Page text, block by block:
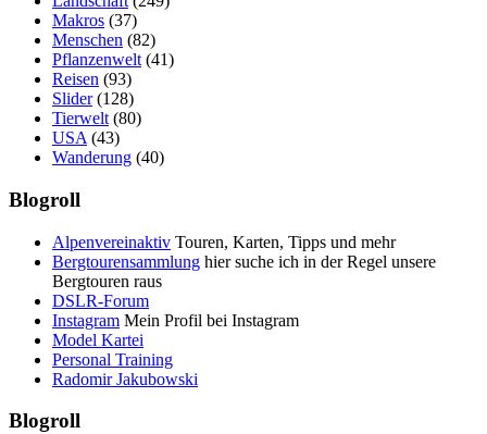
Makros (37)
Menschen (82)
Pflanzenwelt (41)
Reisen (93)
Slider(128)
Tierwelt (80)
USA (43)
Wanderung (40)
Blogroll
Alpenvereinaktiv Touren, Karten, Tipps und mehr
Bergtourensammlung hier suche ich in der Regel unsere
Bergtouren raus
DSLR-Forum
Instagram Mein Profil bei Instagram
Model Kartei
Personal Training
Radomir Jakubowski
Blogroll